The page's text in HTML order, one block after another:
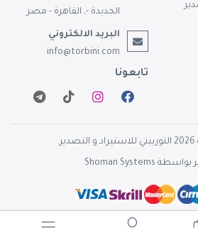
الجديدة -, القاهرة - مصر
البريد الالكتروني
info@torbini.com
تابعونا
بواسطة Shoman Systems